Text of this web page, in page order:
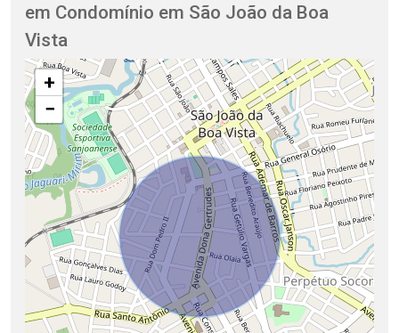
em Condomínio em São João da Boa
Vista
+
−